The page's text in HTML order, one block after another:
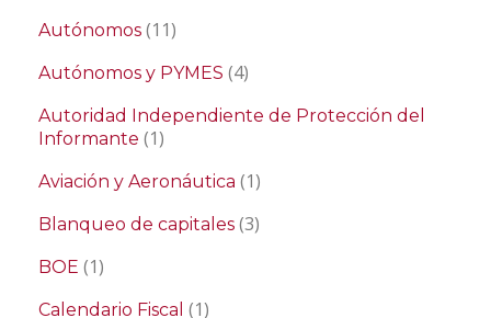
Autónomos (11)
Autónomos y PYMES (4)
Autoridad Independiente de Protección del
Informante (1)
Aviación y Aeronáutica (1)
Blanqueo de capitales (3)
BOE (1)
Calendario Fiscal (1)